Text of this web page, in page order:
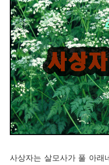
사상자는 살모사가 풀 아래